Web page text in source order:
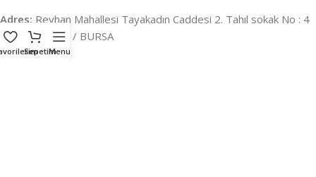
Adres: Reyhan Mahallesi Tayakadın Caddesi 2. Tahıl sokak No : 4
/ a Osmangazi / BURSA
SepetimMenu